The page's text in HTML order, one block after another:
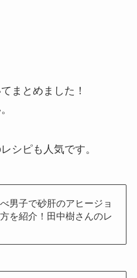
まとめました！
シピも人気です。
男子で砂肝のアヒージョ
を紹介！田中樹さんのレ